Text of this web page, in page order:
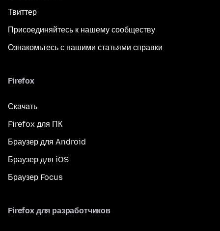
Твиттер
Присоединяйтесь к нашему сообществу
Ознакомьтесь с нашими статьями справки
Firefox
Скачать
Firefox для ПК
Браузер для Android
Браузер для iOS
Браузер Focus
Firefox для разработчиков